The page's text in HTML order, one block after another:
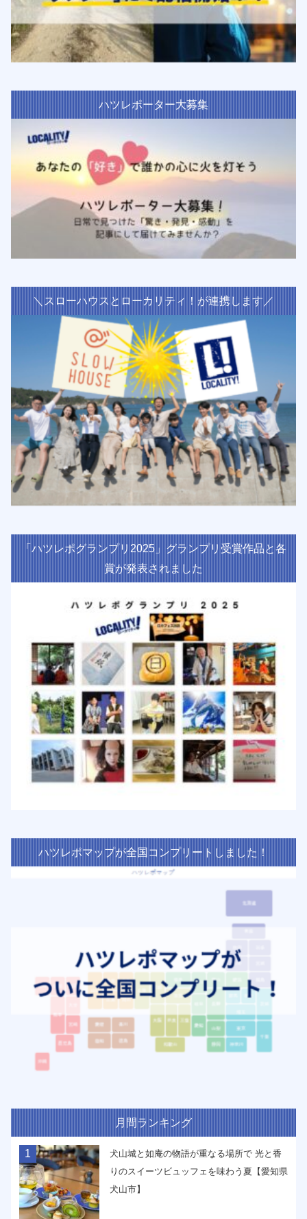
ハツレポーター大募集
＼スローハウスとローカリティ！が連携します／
「ハツレポグランプリ2025」グランプリ受賞作品と各
賞が発表されました
ハツレポマップが全国コンプリートしました！
月間ランキング
1
犬山城と如庵の物語が重なる場所で 光と香
りのスイーツビュッフェを味わう夏【愛知県
犬山市】